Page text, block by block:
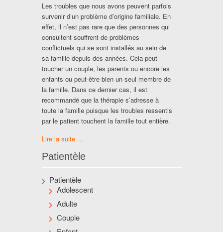
Les troubles que nous avons peuvent parfois
survenir d’un problème d’origine familiale. En
effet, il n’est pas rare que des personnes qui
consultent souffrent de problèmes
conflictuels qui se sont installés au sein de
sa famille depuis des années. Cela peut
toucher un couple, les parents ou encore les
enfants ou peut-être bien un seul membre de
la famille. Dans ce dernier cas, il est
recommandé que la thérapie s’adresse à
toute la famille puisque les troubles ressentis
par le patient touchent la famille tout entière.
Lire la suite ...
Patientèle
Patientèle
Adolescent
Adulte
Couple